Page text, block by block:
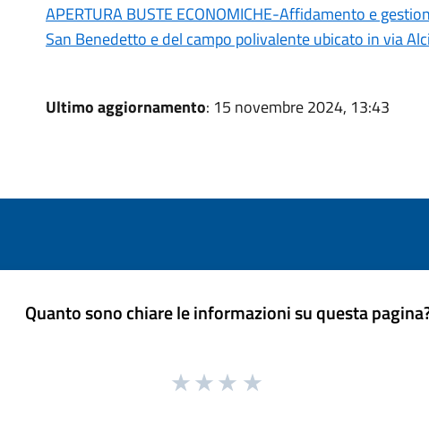
APERTURA BUSTE ECONOMICHE-Affidamento e
San Benedetto e del campo polivalente ubicato in via
Ultimo aggiornamento: 15 novembre 2024, 13:43
Quanto sono chiare le informazioni su questa